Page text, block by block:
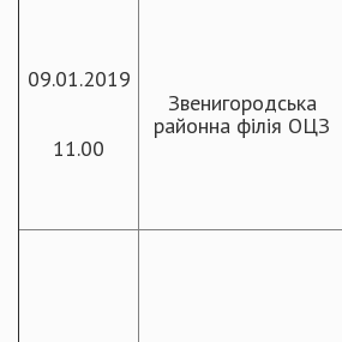
09.01.2019
11.00
Звенигородська
районна філія ОЦЗ